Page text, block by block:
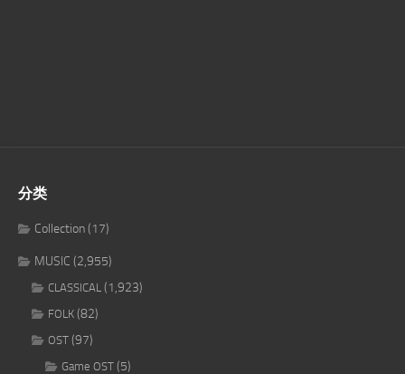
分类
Collection(17)
MUSIC (2,955)
CLASSICAL (1,923)
FOLK (82)
OST (97)
Game OST (5)